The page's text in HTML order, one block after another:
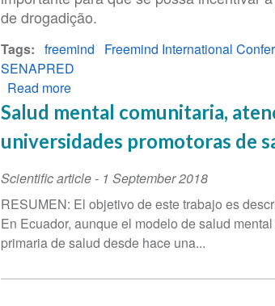
de drogadição.
Tags freemind Freemind International
SENAPRED
Read more
Reunião
do
ICUDDR
Consórcio
Internacional
de
Universidades
representantes
Salud mental comunitaria,
universidades promotoras de
Scientific article - 1 September 2018
RESUMEN: El objetivo de este trabajo es
En Ecuador, aunque el modelo de salud
primaria de salud desde hace una...